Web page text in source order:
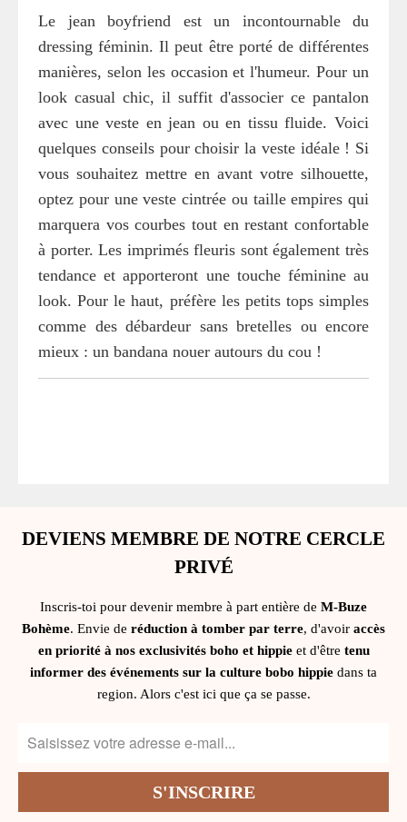
Le jean boyfriend est un incontournable du
dressing féminin. Il peut être porté de différentes
manières, selon les occasion et l'humeur. Pour un
look casual chic, il suffit d'associer ce pantalon
avec une veste en jean ou en tissu fluide. Voici
quelques conseils pour choisir la veste idéale ! Si
vous souhaitez mettre en avant votre silhouette,
optez pour une veste cintrée ou taille empires qui
marquera vos courbes tout en restant confortable
à porter. Les imprimés fleuris sont également très
tendance et apporteront une touche féminine au
look. Pour le haut, préfère les petits tops simples
comme des débardeur sans bretelles ou encore
mieux : un bandana nouer autours du cou !
DEVIENS MEMBRE DE NOTRE CERCLE
PRIVÉ
Inscris-toi pour devenir membre à part entière de M-Buze
Bohème. Envie de réduction à tomber par terre, d'avoir accès
en priorité à nos exclusivités boho et hippieet d'être tenu
informer des événements sur la culture bobo hippie dans ta
region. Alors c'est ici que ça se passe.